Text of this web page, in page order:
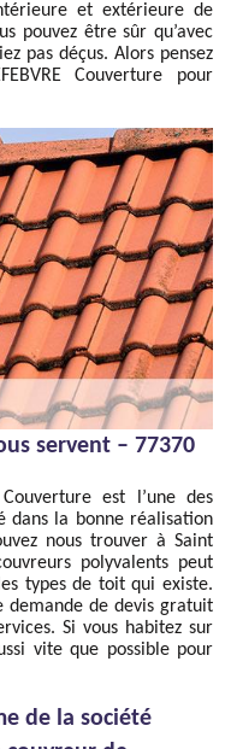
et extérieure de
pouvez être sûr qu’avec
pas déçus. Alors pensez
Couverture pour
servent – 77370
est l’une des
dans la bonne réalisation
nous trouver à Saint
polyvalents peut
types de toit qui existe.
demande de devis gratuit
Si vous habitez sur
vite que possible pour
de la société